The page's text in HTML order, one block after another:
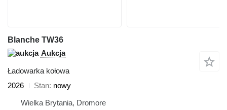
Blanche TW36
Aukcja
Ładowarka kołowa
2026
Stan nowy
Wielka Brytania, Dromore